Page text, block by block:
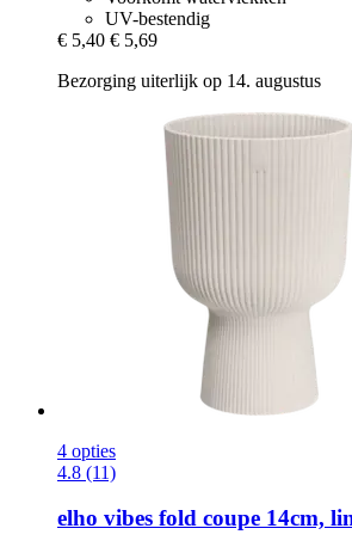
UV-bestendig
€ 5,40 € 5,69
Bezorging uiterlijk op 14. augustus
4 opties
4.8 (11)
elho vibes fold coupe 14cm,